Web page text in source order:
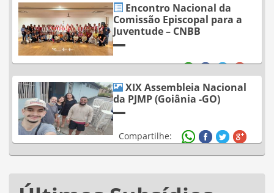
Encontro Nacional da
Comissão Episcopal para a
Juventude – CNBB
Compartilhe:
XIX Assembleia Nacional
da PJMP (Goiânia -GO)
Compartilhe: